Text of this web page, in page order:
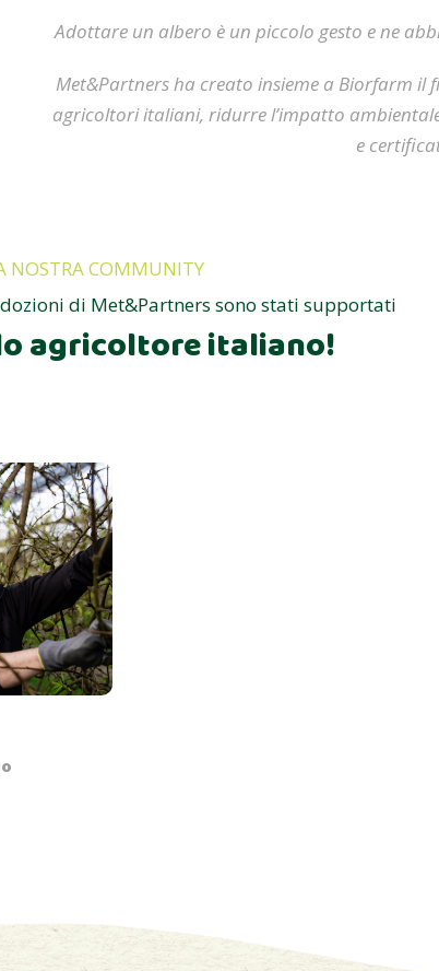
Adottare un albero è un piccolo gesto e ne
Met&Partners ha creato insieme a Biorfarm il
agricoltori italiani, ridurre l’impatto
e
NOSTRA COMMUNITY
di Met&Partners sono stati supportati
agricoltore italiano!